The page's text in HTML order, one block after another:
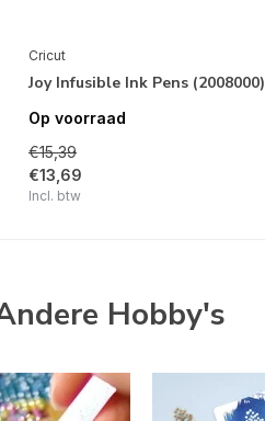
Cricut
Joy Infusible Ink Pens (2008000)
Op voorraad
€15,39
€13,69
Incl. btw
Hobby's